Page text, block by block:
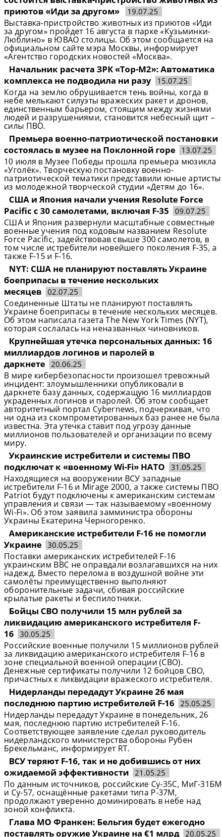
приютов «Иди за другом»
19.07.25
Выставка-пристройство животных из приютов «Иди
за другом» пройдет 16 августа в парке «Кузьминки-
Люблино» в ЮВАО столицы. Об этом сообщается на
официальном сайте мэра Москвы, информирует
«Агентство городских новостей «Москва».
Начальник расчета ЗРК «Тор-М2»: Автоматика
комплекса не подводила ни разу
15.07.25
Когда на землю обрушивается тень войны, когда в
небе мелькают силуэты вражеских ракет и дронов,
единственным барьером, стоящим между жизнями
людей и разрушениями, становится небесный щит –
силы ПВО.
Премьера военно-патриотической постановки
состоялась в музее на Поклонной горе
13.07.25
10 июля в Музее Победы прошла премьера мюзикла
«Уголёк». Творческую постановку военно-
патриотической тематики представили юные артисты
из молодежной творческой студии «Детям до 16».
США и Япония начали учения Resolute Force
Pacific с 30 самолетами, включая F-35
09.07.25
США и Япония развернули масштабные совместные
военные учения под кодовым названием Resolute
Force Pacific, задействовав свыше 300 самолетов, в
том числе истребители новейшего поколения F-35, а
также F-15 и F-16.
NYT: США не планируют поставлять Украине
боеприпасы в течение нескольких
месяцев 02.07.25
Соединенные Штаты не планируют поставлять
Украине боеприпасы в течение нескольких месяцев.
Об этом написала газета The New York Times (NYT),
которая сослалась на неназванных чиновников.
Крупнейшая утечка персональных данных: 16
миллиардов логинов и паролей в
даркнете 20.06.25
В мире кибербезопасности произошел тревожный
инцидент: злоумышленники опубликовали в
даркнете базу данных, содержащую 16 миллиардов
украденных логинов и паролей. Об этом сообщает
авторитетный портал Cybernews, подчеркивая, что
ни одна из скомпрометированных баз ранее не была
известна. Эта утечка ставит под угрозу данные
миллионов пользователей и организации по всему
миру.
Украинские истребители и системы ПВО
подключат к «военному Wi-Fi» НАТО
31.05.25
Находящиеся на вооружении ВСУ западные
истребители F-16 и Mirage 2000, а также системы ПВО
Patriot будут подключены к американским системам
управления и связи — так называемому «военному
Wi-Fi». Об этом заявила замминистра обороны
Украины Екатерина Черногоренко.
Американские истребители F-16 не помогли
Украине 30.05.25
Поставки американских истребителей F-16
украинским ВВС не оправдали возлагавшихся на них
надежд. Вместо перелома в воздушной войне эти
самолёты преимущественно выполняют
оборонительные задачи, сбивая российские
крылатые ракеты и беспилотники.
Бойцы СВО получили 15 млн рублей за
ликвидацию американского истребителя F-
16 30.05.25
Российские военные получили 15 миллионов рублей
за ликвидацию американского истребителя F-16 в
зоне специальной военной операции (СВО).
Денежные сертификаты получили 12 бойцов СВО,
причастных к ликвидации вражеского истребителя.
Нидерланды передадут Украине 26 мая
последнюю партию истребителей F-16 25.05.25
Нидерланды передадут Украине в понедельник, 26
мая, последнюю партию истребителей F-16.
Соответствующее заявление сделал руководитель
нидерландского министерства обороны Рубен
Брекельманс, информирует RT.
ВСУ теряют F-16, так и не добившись от них
ожидаемой эффективности
21.05.25
По данным источников, российские Су-35С, МиГ-31БМ
и Су-57, оснащённые ракетами типа Р-37М,
продолжают уверенно доминировать в небе над
зоной конфликта.
Глава МО Франкен: Бельгия будет ежегодно
поставлять оружие Украине на €1 млрд 20.05.25